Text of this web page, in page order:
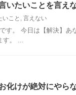
いたいことを言え
いこと 言えない
す。 今日は【解決】あ
。 ...
化けが絶対にやら